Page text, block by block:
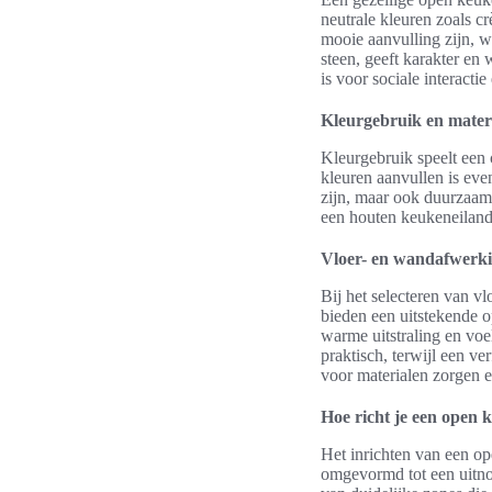
neutrale kleuren zoals
mooie aanvulling zijn,
steen, geeft karakter en
is voor sociale interactie
Kleurgebruik en
Kleurgebruik speelt een
kleuren aanvullen is
zijn, maar ook
een houten
Vloer- en
Bij het selecteren van
bieden een uitstekende
warme uitstraling en
praktisch, terwijl een
voor materialen zorgen
Hoe richt je een open
Het inrichten van een
omgevormd tot een